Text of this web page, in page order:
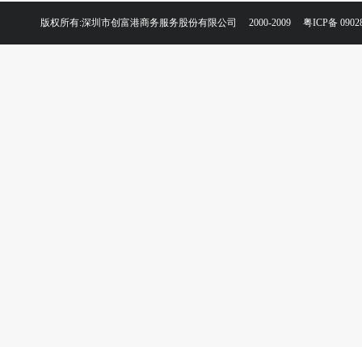
版权所有:深圳市创富港商务服务股份有限公司 2000-2009 粤ICP备